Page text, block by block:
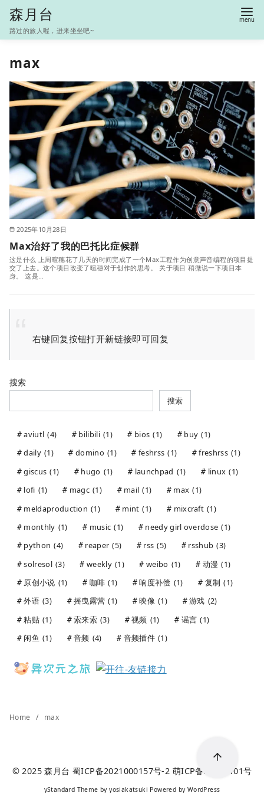
i
森月台
路过的旅人喔，进来坐坐吧~
max
2025年10月28日
Max治好了我的巴托比症候群
这是什么 上周暄穗花了几天的时间完成了一个Max工程作为创意声音编程的项目提
交了上去。这个项目改变了暄穗对于创作的思考。 关于项目 稍微说一下项目本
身。 这是…
右键回复按钮打开新链接即可回复
搜索
搜索
aviutl (4) bilibili (1) bios (1) buy (1)
daily (1) domino (1) feshrss (1) freshrss (1)
giscus (1) hugo (1) launchpad (1) linux (1)
lofi (1) magc (1) mail (1) max (1)
meldaproduction (1) mint (1) mixcraft (1)
monthly (1) music (1) needy girl overdose (1)
python (4) reaper (5) rss (5) rsshub (3)
solresol (3) weekly (1) weibo (1) 动漫 (1)
原创小说 (1) 咖啡 (1) 响度补偿 (1) 复制 (1)
外语 (3) 摇曳露营 (1) 映像 (1) 游戏 (2)
粘贴 (1) 索来索 (3) 视频 (1) 谣言 (1)
闲鱼 (1) 音频 (4) 音频插件 (1)
Home max
© 2025森月台 蜀ICP备2021000157号-2 萌ICP备20241101号
yStandard Theme byyosiakatsuki Powered by WordPress